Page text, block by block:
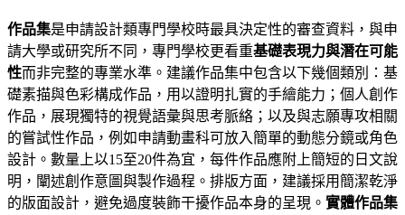
作品集是申請設計類專門學校時最具決定性的審查資料，與申
請大學或研究所不同，專門學校更看重基礎表現力與潛在可能
性而非完整的專業水準。建議作品集中包含以下幾個類別：基
礎素描與色彩構成作品，用以證明扎實的手繪能力；個人創作
作品，展現獨特的視覺語彙與思考脈絡；以及與志願專攻相關
的嘗試性作品，例如申請動畫科可放入簡單的動態分鏡或角色
設計。數量上以15至20件為宜，每件作品應附上簡短的日文說
明，闡述創作意圖與製作過程。排版方面，建議採用簡潔乾淨
的版面設計，避免過度裝飾干擾作品本身的呈現。 實體作品集